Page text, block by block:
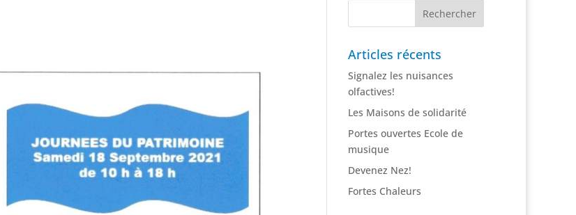
Articles récents
Signalez les nuisances
olfactives!
Les Maisons de solidarité
Portes ouvertes Ecole de
musique
Devenez Nez!
Fortes Chaleurs